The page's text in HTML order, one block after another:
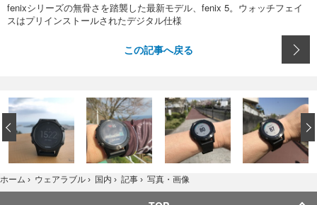
fenixシリーズの無骨さを踏襲した最新モデル、fenix 5。ウォッチフェイ
スはプリインストールされたデジタル仕様
この記事へ戻る
‹
ホーム › ウェアラブル › 国内 › 記事 › 写真・画像